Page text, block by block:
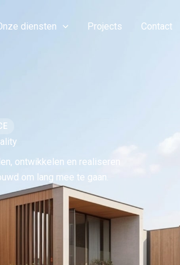
diensten Projects Contact
ontwikkelen en realiseren
om lang mee te gaan.